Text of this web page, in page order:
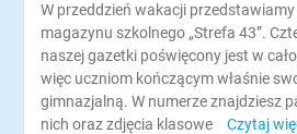
W przeddzień wakacji
magazynu szkolnego „Strefa 43”.
naszej gazetki poświęcony jest w
więc uczniom kończącym właśnie
gimnazjalną. W numerze znajdziesz
nich oraz zdjęcia klasowe
Czytaj